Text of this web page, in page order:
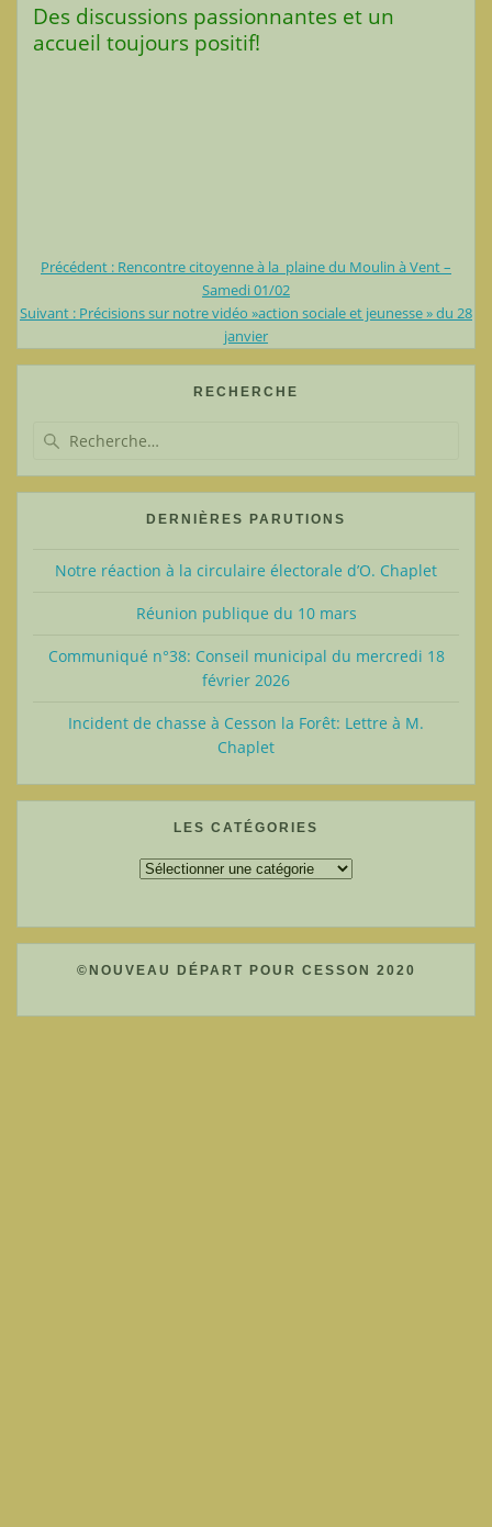
Des discussions passionnantes et un
accueil toujours positif!
Navigation
de
l’article
Précédent : Article
:
Rencontre citoyenne à la plaine du Moulin à Vent –
Samedi 01/02
Suivant : Article
Précisions sur notre vidéo »action sociale et jeunesse » du 28
janvier
RECHERCHE
:
DERNIÈRES PARUTIONS
Notre réaction à la circulaire électorale d’O. Chaplet
Réunion publique du 10 mars
Communiqué n°38: Conseil municipal du mercredi 18
février 2026
Incident de chasse à Cesson la Forêt: Lettre à M.
Chaplet
LES CATÉGORIES
Les
©NOUVEAU DÉPART POUR CESSON 2020